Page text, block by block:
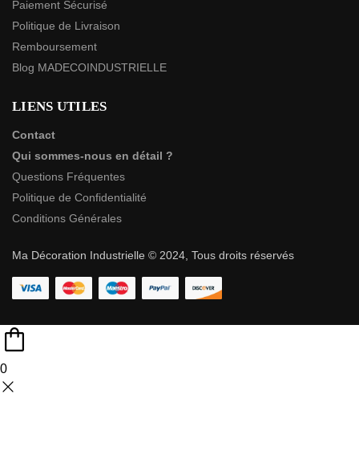
Paiement Sécurisé
Politique de Livraison
Remboursement
Blog MADECOINDUSTRIELLE
LIENS UTILES
Contact
Qui sommes-nous en détail ?
Questions Fréquentes
Politique de Confidentialité
Conditions Générales
Ma Décoration Industrielle © 2024, Tous droits réservés
0